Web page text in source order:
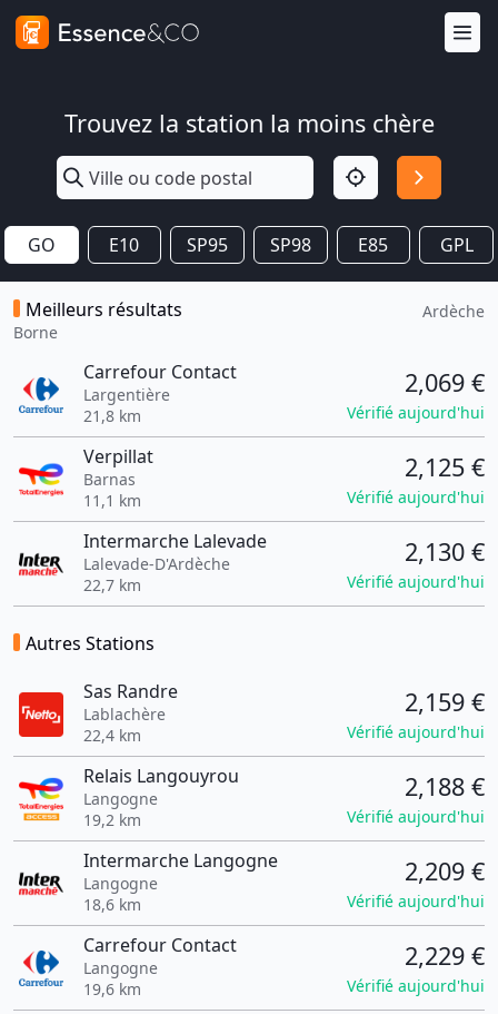
Trouvez la station la moins chère
GO E10 SP95 SP98 E85 GPL
Meilleurs résultats
Borne
Ardèche
Carrefour Contact
Largentière
21,8 km
2,069 €
Vérifié aujourd'hui
Verpillat
Barnas
11,1 km
2,125 €
Vérifié aujourd'hui
Intermarche Lalevade
Lalevade-D'Ardèche
22,7 km
2,130 €
Vérifié aujourd'hui
Autres Stations
Sas Randre
Lablachère
22,4 km
2,159 €
Vérifié aujourd'hui
Relais Langouyrou
Langogne
19,2 km
2,188 €
Vérifié aujourd'hui
Intermarche Langogne
Langogne
18,6 km
2,209 €
Vérifié aujourd'hui
Carrefour Contact
Langogne
19,6 km
2,229 €
Vérifié aujourd'hui